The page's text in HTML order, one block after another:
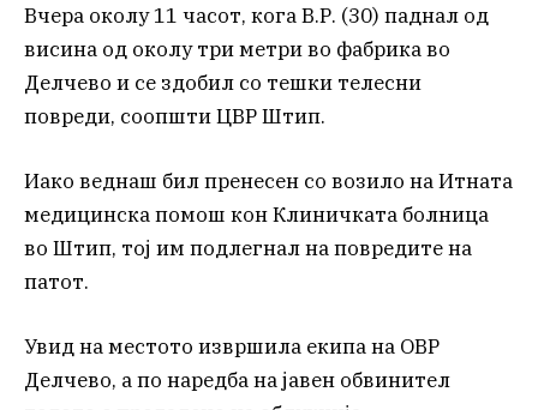
Вчера околу 11 часот, кога В.Р. (30) паднал од
висина од околу три метри во фабрика во
Делчево и се здобил со тешки телесни
повреди, соопшти ЦВР Штип.
Иако веднаш бил пренесен со возило на Итната
медицинска помош кон Клиничката болница
во Штип, тој им подлегнал на повредите на
патот.
Увид на местото извршила екипа на ОВР
Делчево, а по наредба на јавен обвинител